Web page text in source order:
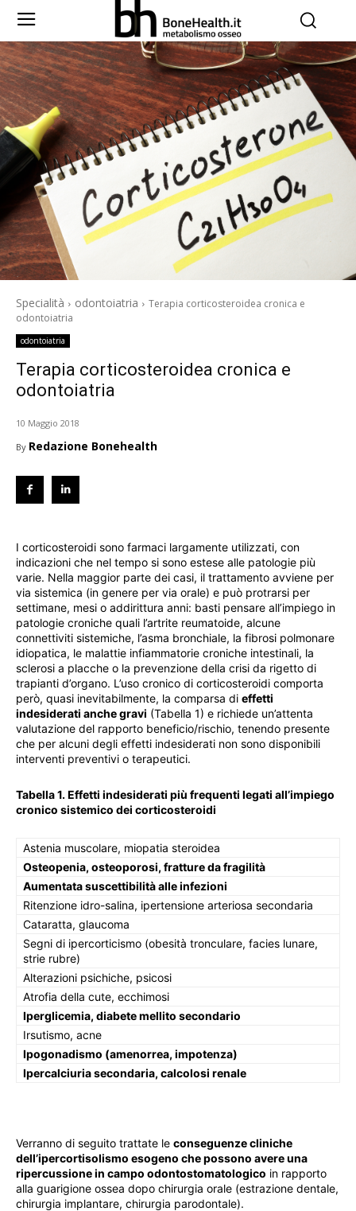
Specialità odontoiatria
Terapia corticosteroidea cronica e
odontoiatria
odontoiatria
Terapia corticosteroidea cronica e
odontoiatria
10 Maggio 2018
By Redazione Bonehealth
I corticosteroidi sono farmaci largamente utilizzati, con
indicazioni che nel tempo si sono estese alle patologie più
varie. Nella maggior parte dei casi, il trattamento avviene per
via sistemica (in genere per via orale) e può protrarsi per
settimane, mesi o addirittura anni: basti pensare all’impiego in
patologie croniche quali l’artrite reumatoide, alcune
connettiviti sistemiche, l’asma bronchiale, la fibrosi polmonare
idiopatica, le malattie infiammatorie croniche intestinali, la
sclerosi a placche o la prevenzione della crisi da rigetto di
trapianti d’organo. L’uso cronico di corticosteroidi comporta
però, quasi inevitabilmente, la comparsa di effetti
indesiderati anche gravi (Tabella 1) e richiede un’attenta
valutazione del rapporto beneficio/rischio, tenendo presente
che per alcuni degli effetti indesiderati non sono disponibili
interventi preventivi o terapeutici.
Tabella 1. Effetti indesiderati più frequenti legati all’impiego
cronico sistemico dei corticosteroidi
Astenia muscolare, miopatia steroidea
Osteopenia, osteoporosi, fratture da fragilità
Aumentata suscettibilità alle infezioni
Ritenzione idro-salina, ipertensione arteriosa secondaria
Cataratta, glaucoma
Segni di ipercorticismo (obesità tronculare, facies lunare,
strie rubre)
Alterazioni psichiche, psicosi
Atrofia della cute, ecchimosi
Iperglicemia, diabete mellito secondario
Irsutismo, acne
Ipogonadismo (amenorrea, impotenza)
Ipercalciuria secondaria, calcolosi renale
Verranno di seguito trattate le conseguenze cliniche
dell’ipercortisolismo esogeno che possono avere una
ripercussione in campo odontostomatologico in rapporto
alla guarigione ossea dopo chirurgia orale (estrazione dentale,
chirurgia implantare, chirurgia parodontale).